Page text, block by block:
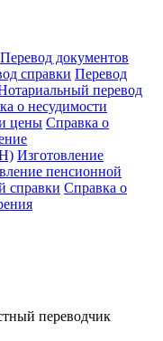
Перевод документов
справки Перевод
перевод
о несудимости
цены Справка о
Изготовление
пенсионной
справки Справка о
переводчик